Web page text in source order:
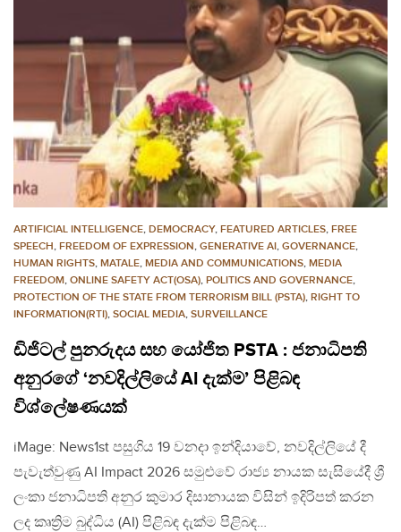
ARTIFICIAL INTELLIGENCE, DEMOCRACY, FEATURED ARTICLES, FREE
SPEECH, FREEDOM OF EXPRESSION, GENERATIVE AI, GOVERNANCE,
HUMAN RIGHTS, MATALE, MEDIA AND COMMUNICATIONS, MEDIA
FREEDOM, ONLINE SAFETY ACT(OSA), POLITICS AND GOVERNANCE,
PROTECTION OF THE STATE FROM TERRORISM BILL (PSTA), RIGHT TO
INFORMATION(RTI), SOCIAL MEDIA, SURVEILLANCE
ඩිජිටල් පුනරුදය සහ යෝජිත PSTA : ජනාධිපති
අනුරගේ ‘නවදිල්ලියේ AI දැක්ම’ පිළිබඳ
විශ්ලේෂණයක්
iMage: News1st පසුගිය 19 වනදා ඉන්දියාවේ, නවදිල්ලියේ දී
පැවැත්වුණු AI Impact 2026 සමුළුවේ රාජ්‍ය නායක සැසියේදී ශ්‍රී
ලංකා ජනාධිපති අනුර කුමාර දිසානායක විසින් ඉදිරිපත් කරන
ලද කෘත්‍රිම බුද්ධිය (AI) පිළිබඳ දැක්ම පිළිබඳ…